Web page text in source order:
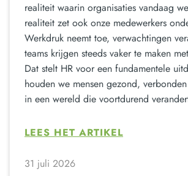
realiteit waarin organisaties vandaag
realiteit zet ook onze medewerkers
Werkdruk neemt toe, verwachtingen
teams krijgen steeds vaker te maken
Dat stelt HR voor een fundamentele
houden we mensen gezond,
in een wereld die voortdurend
LEES HET ARTIKEL
31 juli 2026